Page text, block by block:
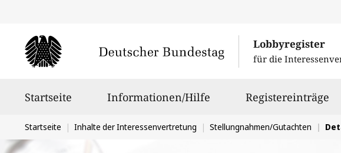
Lobbyregister
für die
Startseite Informationen/Hilfe Registereinträge
Sie
befinden
Startseite Inhalte der Interessenvertretung Stellungnahmen/Gutachten